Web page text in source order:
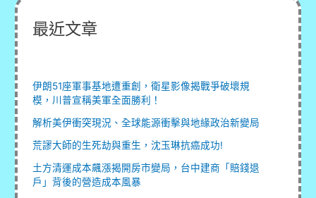
最近文章
伊朗51座軍事基地遭重創，衛星影像揭戰爭破壞規
模，川普宣稱美軍全面勝利！
解析美伊衝突現況、全球能源衝擊與地緣政治新變局
荒謬大師的生死劫與重生，沈玉琳抗癌成功!
土方清運成本飆漲揭開房市變局，台中建商「賠錢退
戶」背後的營造成本風暴